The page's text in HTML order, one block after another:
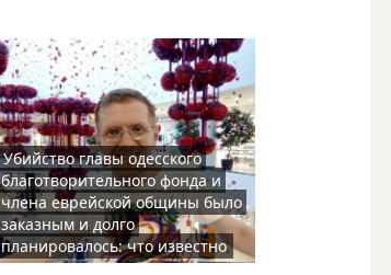
Убийство главы одесского
благотворительного фонда и
члена еврейской общины было
заказным и долго
планировалось: что известно